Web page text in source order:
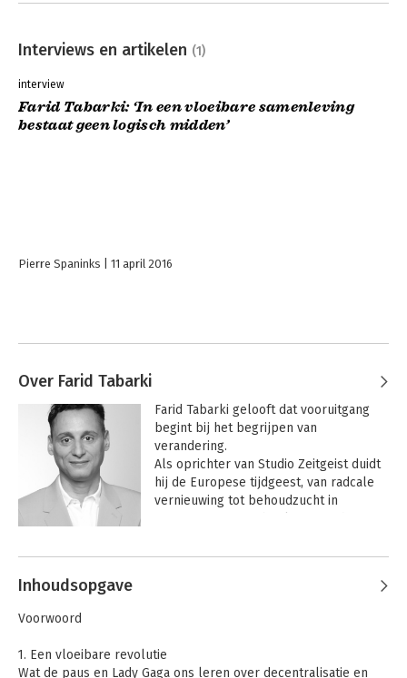
Interviews en artikelen (1)
interview
Farid Tabarki: ‘In een vloeibare samenleving
bestaat geen logisch midden’
Pierre Spaninks 11 april 2016
Over Farid Tabarki
Farid Tabarki gelooft dat vooruitgang
begint bij het begrijpen van
verandering.
Als oprichter van Studio Zeitgeist duidt
hij de Europese tijdgeest, van radcale
vernieuwing tot behoudzucht in
van extremen betekent voor mens,
Dagblad, presenteerde programma's
als MTV Coolpolitics en Durf te denken:
Andere boeken door Farid Tabarki
Inhoudsopgave
Voorwoord
1. Een vloeibare revolutie
Wat de paus en Lady Gaga ons leren over decentralisatie en